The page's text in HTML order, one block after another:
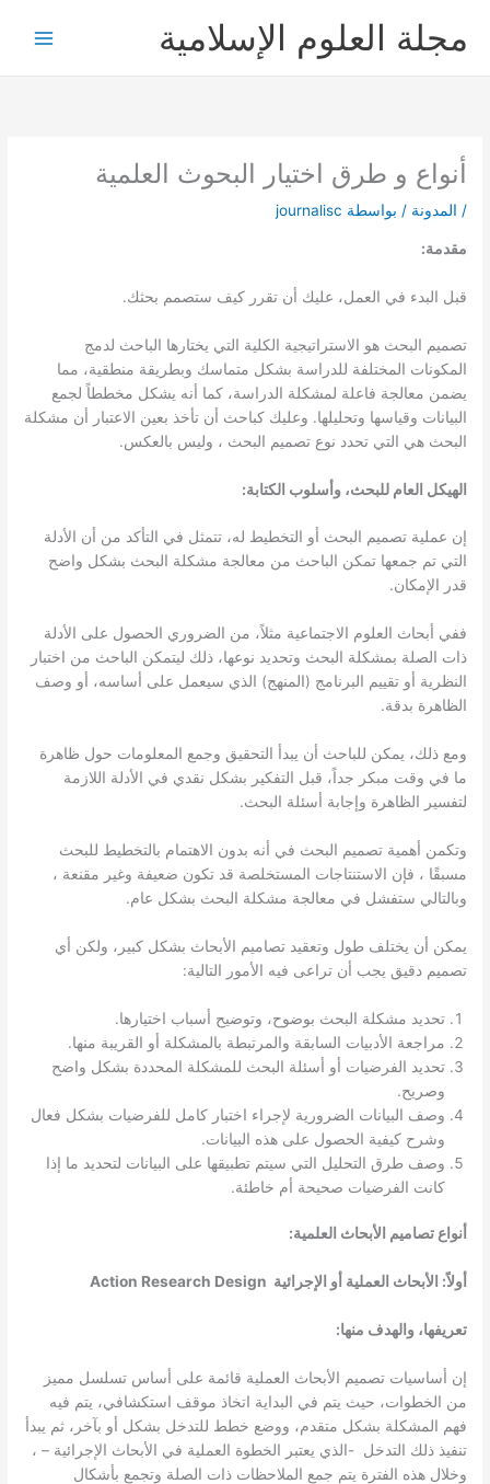
مجلة العلوم الإسلامية
أنواع و طرق اختيار البحوث العلمية
/ المدونة / بواسطة journalisc
مقدمة:
قبل البدء في العمل، عليك أن تقرر كيف ستصمم بحثك.
تصميم البحث هو الاستراتيجية الكلية التي يختارها الباحث لدمج
المكونات المختلفة للدراسة بشكل متماسك وبطريقة منطقية، مما
يضمن معالجة فاعلة لمشكلة الدراسة، كما أنه يشكل مخططاً لجمع
البيانات وقياسها وتحليلها. وعليك كباحث أن تأخذ بعين الاعتبار أن مشكلة
البحث هي التي تحدد نوع تصميم البحث ، وليس بالعكس.
الهيكل العام للبحث، وأسلوب الكتابة:
إن عملية تصميم البحث أو التخطيط له، تتمثل في التأكد من أن الأدلة
التي تم جمعها تمكن الباحث من معالجة مشكلة البحث بشكل واضح
قدر الإمكان.
ففي أبحاث العلوم الاجتماعية مثلاً، من الضروري الحصول على الأدلة
ذات الصلة بمشكلة البحث وتحديد نوعها، ذلك ليتمكن الباحث من اختبار
النظرية أو تقييم البرنامج (المنهج) الذي سيعمل على أساسه، أو وصف
الظاهرة بدقة.
ومع ذلك، يمكن للباحث أن يبدأ التحقيق وجمع المعلومات حول ظاهرة
ما في وقت مبكر جداً، قبل التفكير بشكل نقدي في الأدلة اللازمة
لتفسير الظاهرة وإجابة أسئلة البحث.
وتكمن أهمية تصميم البحث في أنه بدون الاهتمام بالتخطيط للبحث
مسبقًا ، فإن الاستنتاجات المستخلصة قد تكون ضعيفة وغير مقنعة ،
وبالتالي ستفشل في معالجة مشكلة البحث بشكل عام.
يمكن أن يختلف طول وتعقيد تصاميم الأبحاث بشكل كبير، ولكن أي
تصميم دقيق يجب أن تراعى فيه الأمور التالية:
تحديد مشكلة البحث بوضوح، وتوضيح أسباب اختيارها.
مراجعة الأدبيات السابقة والمرتبطة بالمشكلة أو القريبة منها.
تحديد الفرضيات أو أسئلة البحث للمشكلة المحددة بشكل واضح
وصريح.
وصف البيانات الضرورية لإجراء اختبار كامل للفرضيات بشكل فعال
وشرح كيفية الحصول على هذه البيانات.
وصف طرق التحليل التي سيتم تطبيقها على البيانات لتحديد ما إذا
كانت الفرضيات صحيحة أم خاطئة.
أنواع تصاميم الأبحاث العلمية:
أولاً: الأبحاث العملية أو الإجرائية Action Research Design
تعريفها، والهدف منها:
إن أساسيات تصميم الأبحاث العملية قائمة على أساس تسلسل مميز
من الخطوات، حيث يتم في البداية اتخاذ موقف استكشافي، يتم فيه
فهم المشكلة بشكل متقدم، ووضع خطط للتدخل بشكل أو بآخر، ثم يبدأ
تنفيذ ذلك التدخل -الذي يعتبر الخطوة العملية في الأبحاث الإجرائية – ،
وخلال هذه الفترة يتم جمع الملاحظات ذات الصلة وتجمع بأشكال